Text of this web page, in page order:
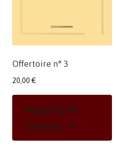
Offertoire n° 3
20,00 €
Aggiungi Al
Carrello